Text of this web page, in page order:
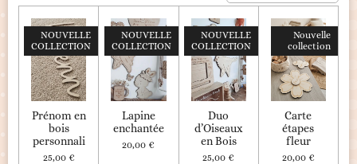
NOUVELLE
COLLECTION
Prénom en
bois
personnali
25,00 €
NOUVELLE
COLLECTION
Lapine
enchantée
20,00 €
NOUVELLE
COLLECTION
Duo
d’Oiseaux
en Bois
25,00 €
Nouvelle
collection
Carte
étapes
fleur
20,00 €